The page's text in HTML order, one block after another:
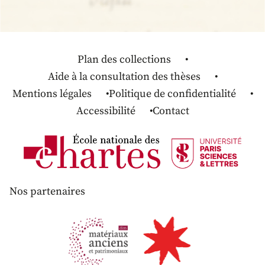
Plan des collections
Aide à la consultation des thèses
Mentions légales
Politique de confidentialité
Accessibilité
Contact
Nos partenaires